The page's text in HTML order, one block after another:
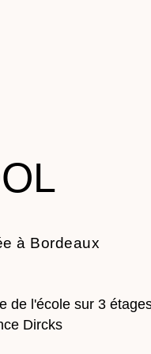
à Bordeaux
de l'école sur 3
Dircks